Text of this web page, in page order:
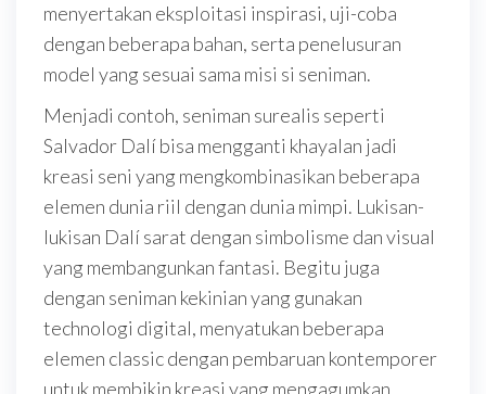
menyertakan eksploitasi inspirasi, uji-coba
dengan beberapa bahan, serta penelusuran
model yang sesuai sama misi si seniman.
Menjadi contoh, seniman surealis seperti
Salvador Dalí bisa mengganti khayalan jadi
kreasi seni yang mengkombinasikan beberapa
elemen dunia riil dengan dunia mimpi. Lukisan-
lukisan Dalí sarat dengan simbolisme dan visual
yang membangunkan fantasi. Begitu juga
dengan seniman kekinian yang gunakan
technologi digital, menyatukan beberapa
elemen classic dengan pembaruan kontemporer
untuk membikin kreasi yang mengagumkan.